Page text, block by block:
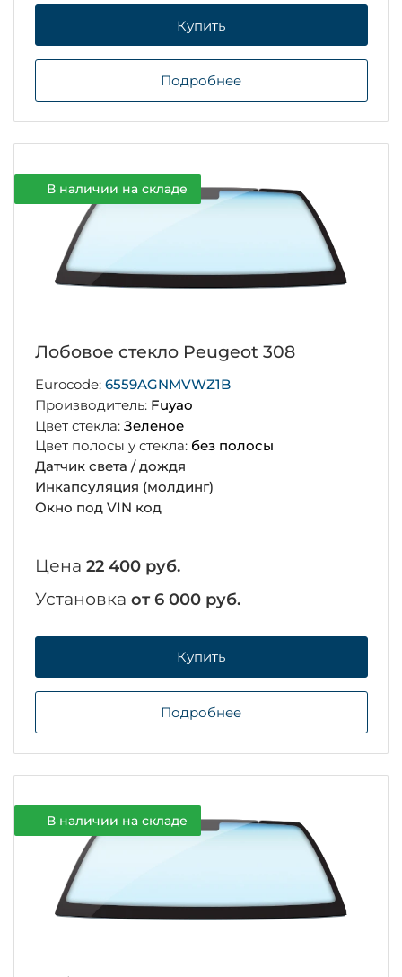
Купить
Подробнее
В наличии на складе
Лобовое стекло Peugeot 308
Eurocode: 6559AGNMVWZ1B
Производитель: Fuyao
Цвет стекла: Зеленое
Цвет полосы у стекла: без полосы
Датчик света / дождя
Инкапсуляция (молдинг)
Окно под VIN код
Цена 22 400 руб.
Установка от 6 000 руб.
Купить
Подробнее
В наличии на складе